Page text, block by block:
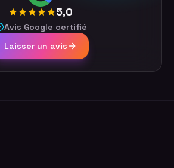
5,0
Avis Google certifié
Laisser un avis